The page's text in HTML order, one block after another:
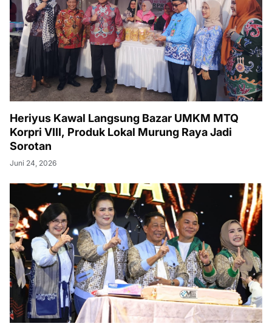
Heriyus Kawal Langsung Bazar UMKM MTQ
Korpri VIII, Produk Lokal Murung Raya Jadi
Sorotan
Juni 24, 2026